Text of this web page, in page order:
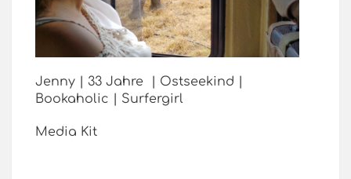
Jenny | 33 Jahre | Ostseekind |
Bookaholic | Surfergirl
Media Kit